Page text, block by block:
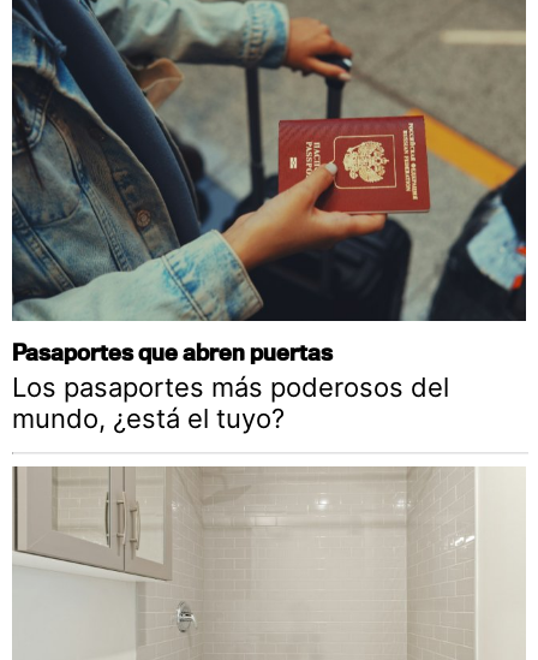
Pasaportes que abren puertas
Los pasaportes más poderosos del
mundo, ¿está el tuyo?